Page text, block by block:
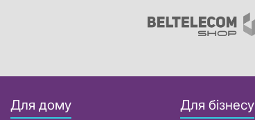
Для дому Для бізнесу